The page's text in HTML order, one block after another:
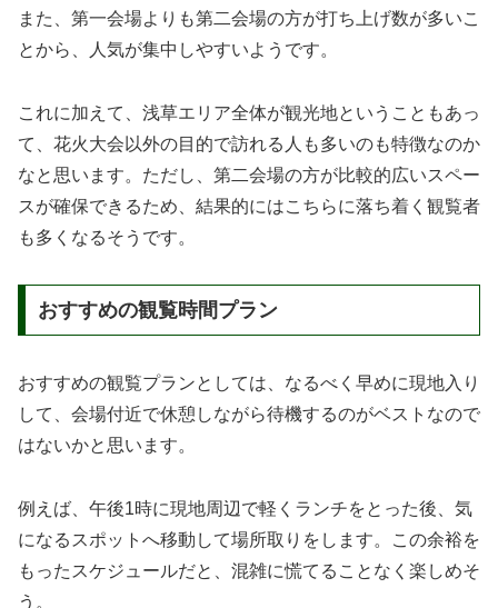
また、第一会場よりも第二会場の方が打ち上げ数が多いこ
とから、人気が集中しやすいようです。
これに加えて、浅草エリア全体が観光地ということもあっ
て、花火大会以外の目的で訪れる人も多いのも特徴なのか
なと思います。ただし、第二会場の方が比較的広いスペー
スが確保できるため、結果的にはこちらに落ち着く観覧者
も多くなるそうです。
おすすめの観覧時間プラン
おすすめの観覧プランとしては、なるべく早めに現地入り
して、会場付近で休憩しながら待機するのがベストなので
はないかと思います。
例えば、午後1時に現地周辺で軽くランチをとった後、気
になるスポットへ移動して場所取りをします。この余裕を
もったスケジュールだと、混雑に慌てることなく楽しめそ
う。